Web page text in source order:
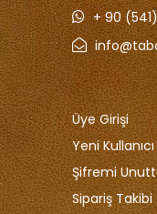
+ 90 (541)
Üye Girişi
Yeni Kullanıcı
Şifremi
Sipariş Takibi